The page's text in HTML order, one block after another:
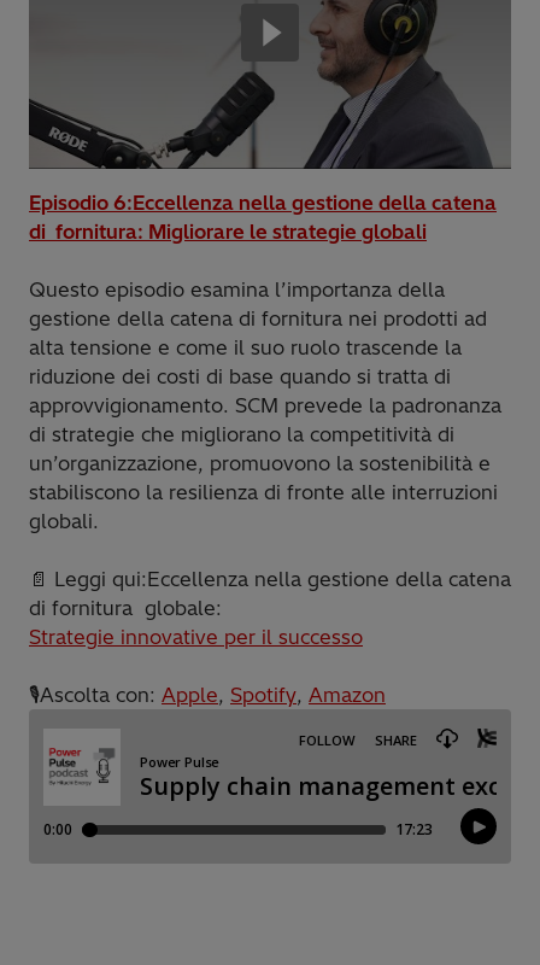
Episodio 6:Eccellenza nella gestione della catena
di fornitura: Migliorare le strategie globali
Questo episodio esamina l’importanza della
gestione della catena di fornitura nei prodotti ad
alta tensione e come il suo ruolo trascende la
riduzione dei costi di base quando si tratta di
approvvigionamento. SCM prevede la padronanza
di strategie che migliorano la competitività di
un’organizzazione, promuovono la sostenibilità e
stabiliscono la resilienza di fronte alle interruzioni
globali.
📄 Leggi qui:Eccellenza nella gestione della catena
di fornitura globale:
Strategie innovative per il successo
🎙️Ascolta con: Apple, Spotify, Amazon